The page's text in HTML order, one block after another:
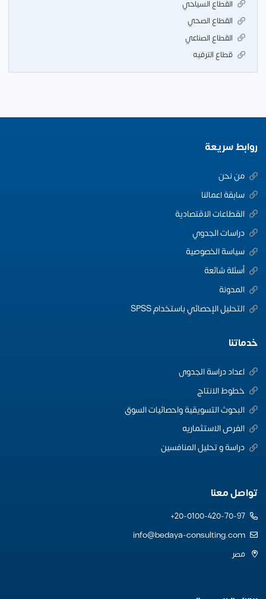
القطاع السياحي
القطاع الصحي
القطاع الصناعي
قطاع الترفيه
روابط سريعة
من نحن
سابقة اعمالنا
القطاعات الاقتصادية
دراسات الجدوي
سياسة الخصوصية
أسئلة شائعة
المدونة
التحليل الإحصائي باستخدام SPSS
خدماتنا
اعداد دراسة الجدوى
خطوط الانتاج
البحوث التسويقية واحصائيات السوق
الفرص الاستثماريه
دراسة و تحليل المنافسين
تواصل معنا
20-0100-420-70-97+
info@bedaya-consulting.com
مصر